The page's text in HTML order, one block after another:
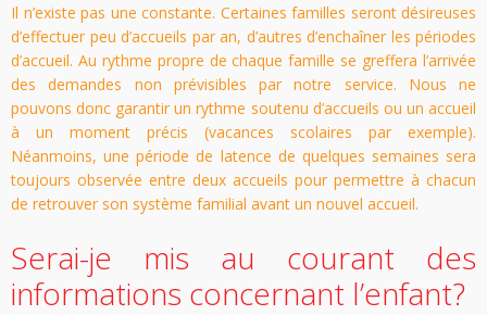
Il n’existe pas une constante. Certaines familles seront désireuses
d’effectuer peu d’accueils par an, d’autres d’enchaîner les périodes
d’accueil. Au rythme propre de chaque famille se greffera l’arrivée
des demandes non prévisibles par notre service. Nous ne
pouvons donc garantir un rythme soutenu d’accueils ou un accueil
à un moment précis (vacances scolaires par exemple).
Néanmoins, une période de latence de quelques semaines sera
toujours observée entre deux accueils pour permettre à chacun
de retrouver son système familial avant un nouvel accueil.
Serai-je mis au courant des
informations concernant l’enfant?